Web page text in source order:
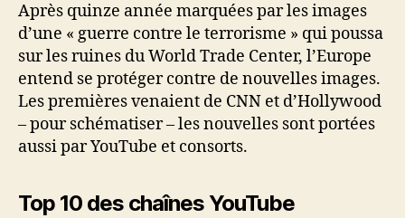
Après quinze année marquées par les images
d’une « guerre contre le terrorisme » qui poussa
sur les ruines du World Trade Center, l’Europe
entend se protéger contre de nouvelles images.
Les premières venaient de CNN et d’Hollywood
– pour schématiser – les nouvelles sont portées
aussi par YouTube et consorts.
Top 10 des chaînes YouTube